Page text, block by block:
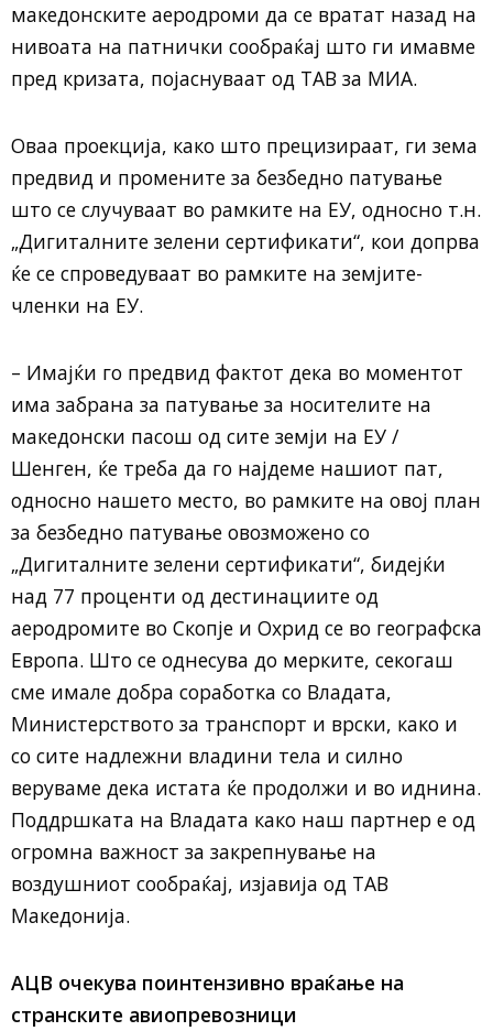
македонските аеродроми да се вратат назад на
нивоата на патнички сообраќај што ги имавме
пред кризата, појаснуваат од ТАВ за МИА.
Оваа проекција, како што прецизираат, ги зема
предвид и промените за безбедно патување
што се случуваат во рамките на ЕУ, односно т.н.
„Дигиталните зелени сертификати“, кои допрва
ќе се спроведуваат во рамките на земјите-
членки на ЕУ.
– Имајќи го предвид фактот дека во моментот
има забрана за патување за носителите на
македонски пасош од сите земји на ЕУ /
Шенген, ќе треба да го најдеме нашиот пат,
односно нашето место, во рамките на овој план
за безбедно патување овозможено со
„Дигиталните зелени сертификати“, бидејќи
над 77 проценти од дестинациите од
аеродромите во Скопје и Охрид се во географска
Европа. Што се однесува до мерките, секогаш
сме имале добра соработка со Владата,
Министерството за транспорт и врски, како и
со сите надлежни владини тела и силно
веруваме дека истата ќе продолжи и во иднина.
Поддршката на Владата како наш партнер е од
огромна важност за закрепнување на
воздушниот сообраќај, изјавија од ТАВ
Македонија.
АЦВ очекува поинтензивно враќање на
странските авиопревозници